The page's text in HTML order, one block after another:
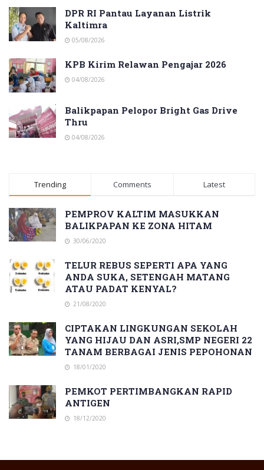
DPR RI Pantau Layanan Listrik
Kaltimra
05/08/2026
KPB Kirim Relawan Pengajar 2026
04/08/2026
Balikpapan Pelopor Bright Gas Drive
Thru
04/08/2026
Trending Comments Latest
PEMPROV KALTIM MASUKKAN
BALIKPAPAN KE ZONA HITAM
30/06/2020
TELUR REBUS SEPERTI APA YANG
ANDA SUKA, SETENGAH MATANG
ATAU PADAT KENYAL?
21/08/2020
CIPTAKAN LINGKUNGAN SEKOLAH
YANG HIJAU DAN ASRI,SMP NEGERI 22
TANAM BERBAGAI JENIS PEPOHONAN
18/01/2020
PEMKOT PERTIMBANGKAN RAPID
ANTIGEN
18/12/2020